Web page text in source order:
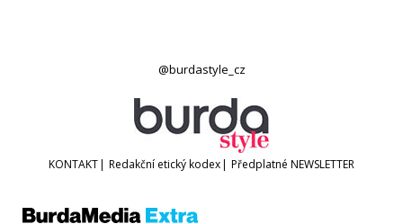
@burdastyle_cz
KONTAKT| Redakční etický kodex| Předplatné NEWSLETTER